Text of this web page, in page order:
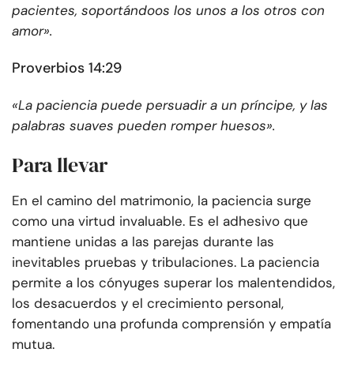
pacientes, soportándoos los unos a los otros con
amor».
Proverbios 14:29
«La paciencia puede persuadir a un príncipe, y las
palabras suaves pueden romper huesos».
Para llevar
En el camino del matrimonio, la paciencia surge
como una virtud invaluable. Es el adhesivo que
mantiene unidas a las parejas durante las
inevitables pruebas y tribulaciones. La paciencia
permite a los cónyuges superar los malentendidos,
los desacuerdos y el crecimiento personal,
fomentando una profunda comprensión y empatía
mutua.